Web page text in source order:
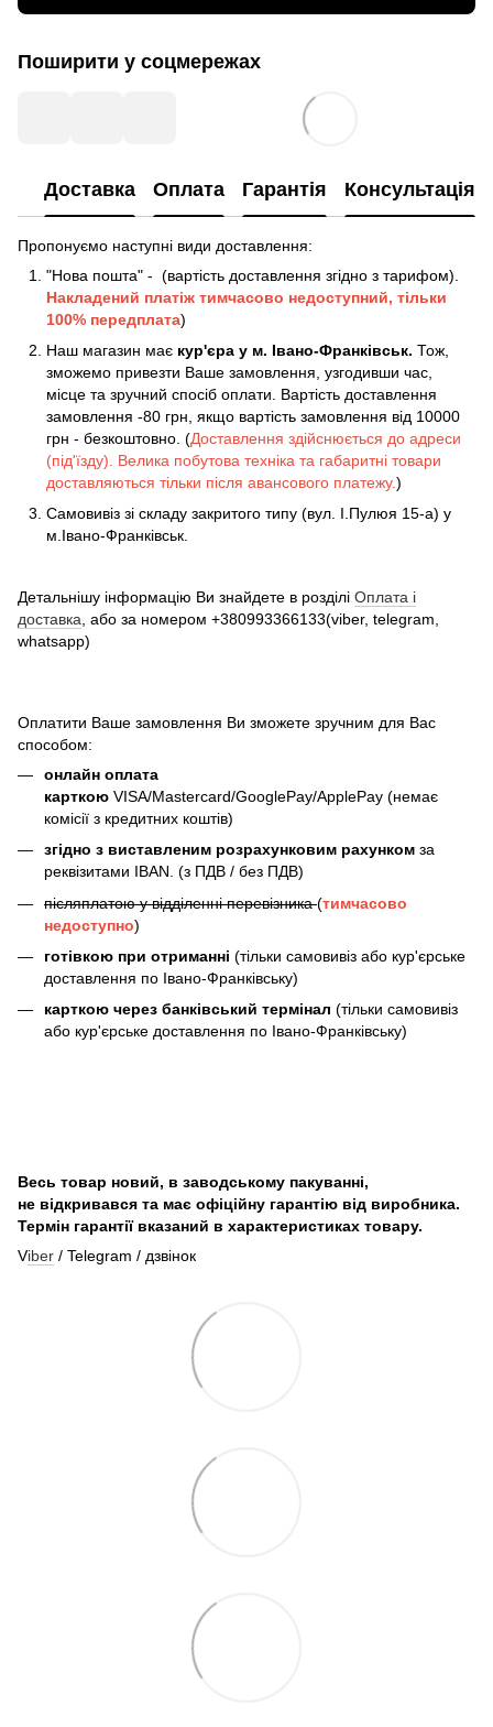
Поширити у соцмережах
Доставка Оплата Гарантія Консультація
Пропонуємо наступні види доставлення:
"Нова пошта" - (вартість доставлення згідно з тарифом).
Накладений платіж тимчасово недоступний, тільки
100% передплата)
Наш магазин має кур'єра у м. Івано-Франківськ. Тож,
зможемо привезти Ваше замовлення, узгодивши час,
місце та зручний спосіб оплати. Вартість доставлення
замовлення -80 грн, якщо вартість замовлення від 10000
грн - безкоштовно. (Доставлення здійснюється до адреси
(під'їзду). Велика побутова техніка та габаритні товари
доставляються тільки після авансового платежу.)
Самовивіз зі складу закритого типу (вул. І.Пулюя 15-а) у
м.Івано-Франківськ.
Детальнішу інформацію Ви знайдете в розділі Оплата і
доставка , або за номером +380993366133(viber, telegram,
whatsapp)
Оплатити Ваше замовлення Ви зможете зручним для Вас
способом:
онлайн оплата
карткою VISA/Mastercard/GooglePay/ApplePay (немає
комісії з кредитних коштів)
згідно з виставленим розрахунковим рахунком за
реквізитами IBAN. (з ПДВ / без ПДВ)
післяплатою у відділенні перевізника(тимчасово
недоступно)
готівкою при отриманні (тільки самовивіз або кур'єрське
доставлення по Івано-Франківську)
карткою через банківський термінал (тільки самовивіз
або кур'єрське доставлення по Івано-Франківську)
Весь товар новий, в заводському пакуванні,
не відкривався та має офіційну гарантію від виробника.
Термін гарантії вказаний в характеристиках товару.
Viber / Telegram / дзвінок